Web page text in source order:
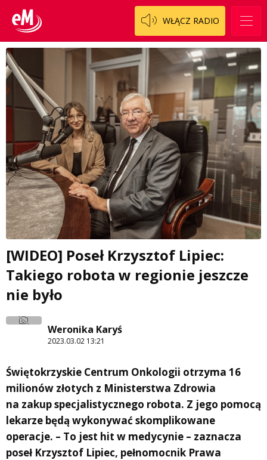
WŁĄCZ RADIO
[WIDEO] Poseł Krzysztof Lipiec:
Takiego robota w regionie jeszcze
nie było
Weronika Karyś
2023.03.02 13:21
Świętokrzyskie Centrum Onkologii otrzyma 16
milionów złotych z Ministerstwa Zdrowia
na zakup specjalistycznego robota. Z jego pomocą
lekarze będą wykonywać skomplikowane
operacje. – To jest hit w medycynie – zaznacza
poseł Krzysztof Lipiec, pełnomocnik Prawa